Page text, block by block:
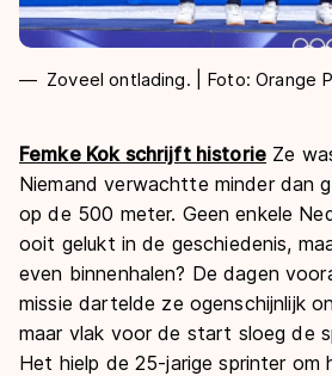
Zoveel ontlading. | Foto: Orange
Femke Kok schrijft historie Ze
Niemand verwachtte minder dan
op de 500 meter. Geen enkele
ooit gelukt in de geschiedenis,
even binnenhalen? De dagen
missie dartelde ze ogenschijnlijk
maar vlak voor de start sloeg de
Het hielp de 25-jarige sprinter om